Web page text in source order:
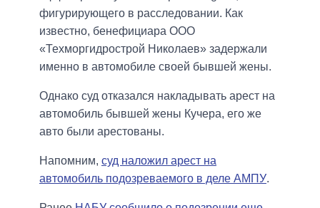
фигурирующего в расследовании. Как
известно, бенефициара ООО
«Техморгидрострой Николаев» задержали
именно в автомобиле своей бывшей жены.
Однако суд отказался накладывать арест на
автомобиль бывшей жены Кучера, его же
авто были арестованы.
Напомним, суд наложил арест на
автомобиль подозреваемого в деле АМПУ.